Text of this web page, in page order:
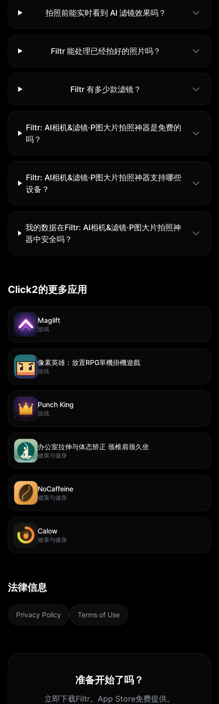
拍照前能实时看到 AI 滤镜效果吗？
Filtr 能处理已经拍好的照片吗？
Filtr 有多少款滤镜？
Filtr: AI相机&滤镜·P图大片拍照神器是免费的
吗？
Filtr: AI相机&滤镜·P图大片拍照神器支持哪些
设备？
我的数据在Filtr: AI相机&滤镜·P图大片拍照神
器中安全吗？
Click2的更多应用
Maglift
游戏
像素英雄：放置RPG單機掛機遊戲
游戏
Punch King
游戏
办公室拉伸与体态矫正 颈椎肩颈久坐
健康与健身
NoCaffeine
健康与健身
Calow
健康与健身
法律信息
Privacy Policy Terms of Use
准备开始了吗？
立即下载Filtr。App Store免费提供。